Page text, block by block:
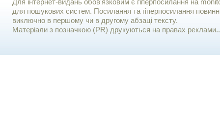
Для iнтернет-видань обов'язковим є гiперпосилання на
для пошукових систем. Посилання та гіперпосилання
виключно в першому чи в другому абзаці тексту.
Матеріали з позначкою (PR) друкуються на правах реклами..